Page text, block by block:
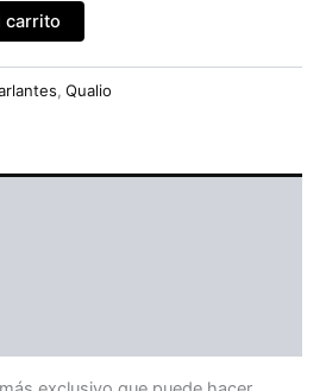
carrito
, Qualio